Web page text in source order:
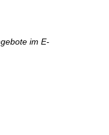
im E-